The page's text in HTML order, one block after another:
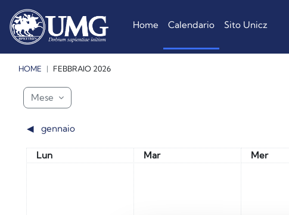
Home
Calendario Sito Unicz
HOME FEBBRAIO 2026
Blocchi
Blocchi
Blocchi
Mese
◀︎ gennaio
Lunedi
Lun Martedì
Mar Mercoledì
Mer